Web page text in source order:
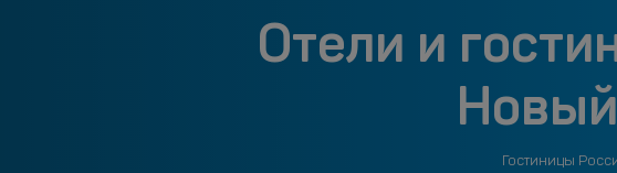
Отели и
Гостиницы